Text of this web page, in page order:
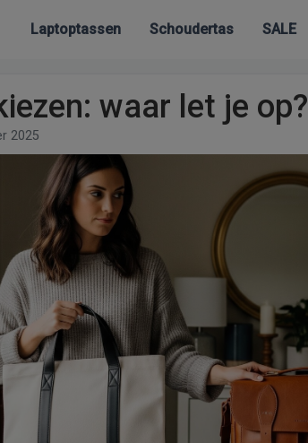
Laptoptassen Schoudertas SALE
waar let je
2025